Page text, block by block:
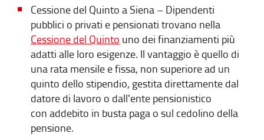
Cessione del Quinto a Siena – Dipendenti
pubblici o privati e pensionati trovano nella
Cessione del Quinto uno dei finanziamenti più
adatti alle loro esigenze. Il vantaggio è quello di
una rata mensile e fissa, non superiore ad un
quinto dello stipendio, gestita direttamente dal
datore di lavoro o dall'ente pensionistico
con addebito in busta paga o sul cedolino della
pensione.